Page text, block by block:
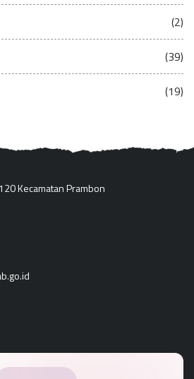
(2)
(39)
(19)
Kecamatan Prambon